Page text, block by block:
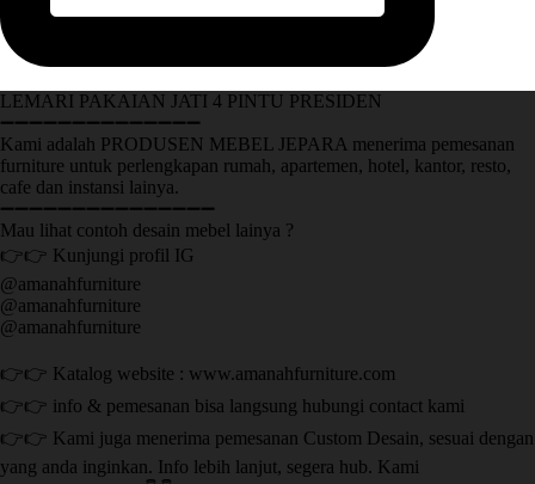
LEMARI PAKAIAN JATI 4 PINTU PRESIDEN
➖➖➖➖➖➖➖➖➖➖➖➖➖➖
Kami adalah PRODUSEN MEBEL JEPARA menerima pemesanan
furniture untuk perlengkapan rumah, apartemen, hotel, kantor, resto,
cafe dan instansi lainya.
➖➖➖➖➖➖➖➖➖➖➖➖➖➖➖
Mau lihat contoh desain mebel lainya ?
👉👉 Kunjungi profil IG
@amanahfurniture
@amanahfurniture
@amanahfurniture
👉👉 Katalog website : www.amanahfurniture.com
👉👉 info & pemesanan bisa langsung hubungi contact kami
👉👉 Kami juga menerima pemesanan Custom Desain, sesuai dengan
yang anda inginkan. Info lebih lanjut, segera hub. Kami